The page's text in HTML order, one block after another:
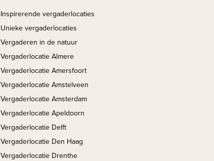
Inspirerende vergaderlocaties
Unieke vergaderlocaties
Vergaderen in de natuur
Vergaderlocatie Almere
Vergaderlocatie Amersfoort
Vergaderlocatie Amstelveen
Vergaderlocatie Amsterdam
Vergaderlocatie Apeldoorn
Vergaderlocatie Delft
Vergaderlocatie Den Haag
Vergaderlocatie Drenthe